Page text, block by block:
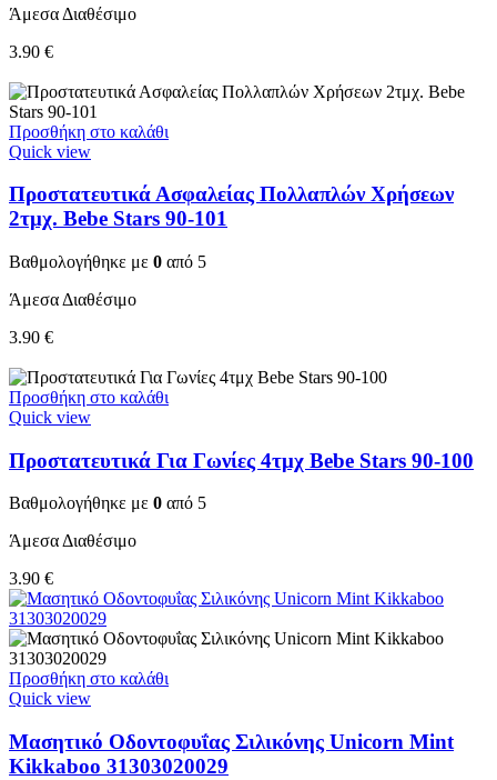
Άμεσα Διαθέσιμο
3.90 €
Προσθήκη στο καλάθι
Quick view
Προστατευτικά Ασφαλείας Πολλαπλών Χρήσεων
2τμχ. Bebe Stars 90-101
Βαθμολογήθηκε με 0 από 5
Άμεσα Διαθέσιμο
3.90 €
Προσθήκη στο καλάθι
Quick view
Προστατευτικά Για Γωνίες 4τμχ Bebe Stars 90-100
Βαθμολογήθηκε με 0 από 5
Άμεσα Διαθέσιμο
3.90 €
Προσθήκη στο καλάθι
Quick view
Μασητικό Οδοντοφυΐας Σιλικόνης Unicorn Mint
Kikkaboo 31303020029